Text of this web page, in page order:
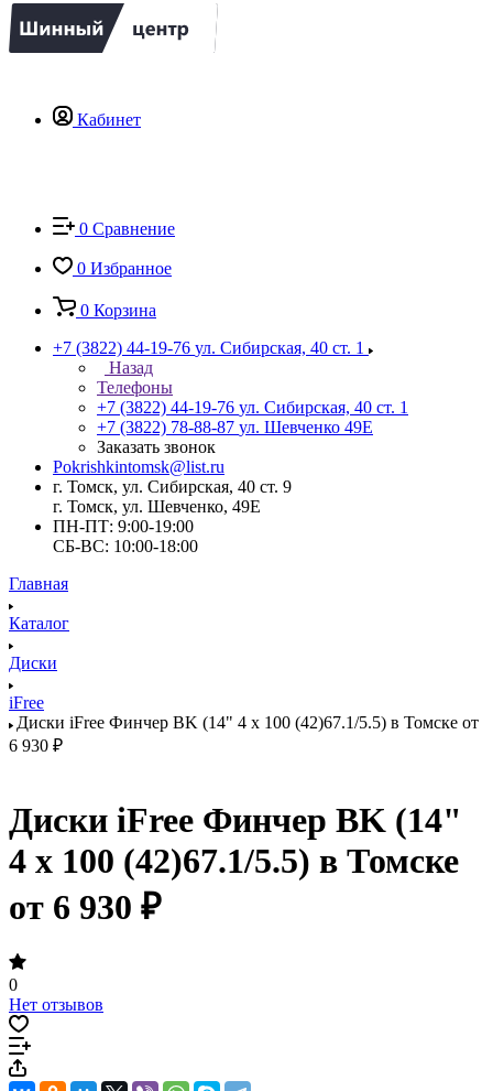
Кабинет
0 Сравнение
0 Избранное
0 Корзина
+7 (3822) 44-19-76 ул. Сибирская, 40 ст. 1
Назад
Телефоны
+7 (3822) 44-19-76 ул. Сибирская, 40 ст. 1
+7 (3822) 78-88-87 ул. Шевченко 49Е
Заказать звонок
Pokrishkintomsk@list.ru
г. Томск, ул. Сибирская, 40 ст. 9
г. Томск, ул. Шевченко, 49Е
ПН-ПТ: 9:00-19:00
СБ-ВС: 10:00-18:00
Главная
Каталог
Диски
iFree
Диски iFree Финчер BK (14" 4 x 100 (42)67.1/5.5) в Томске от
6 930 ₽
Диски iFree Финчер BK (14"
4 x 100 (42)67.1/5.5) в Томске
от 6 930 ₽
0
Нет отзывов